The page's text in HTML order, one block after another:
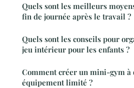
Quels sont les meilleurs
fin de journée après le travail ?
Quels sont les conseils pour
jeu intérieur pour les enfants ?
Comment créer un mini-gym à
équipement limité ?